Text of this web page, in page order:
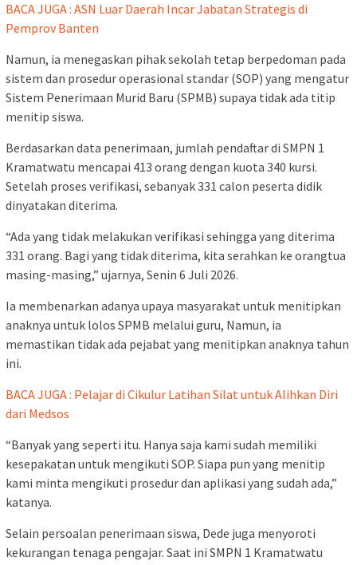
BACA JUGA : ASN Luar Daerah Incar Jabatan Strategis di
Pemprov Banten
Namun, ia menegaskan pihak sekolah tetap berpedoman pada
sistem dan prosedur operasional standar (SOP) yang mengatur
Sistem Penerimaan Murid Baru (SPMB) supaya tidak ada titip
menitip siswa.
Berdasarkan data penerimaan, jumlah pendaftar di SMPN 1
Kramatwatu mencapai 413 orang dengan kuota 340 kursi.
Setelah proses verifikasi, sebanyak 331 calon peserta didik
dinyatakan diterima.
“Ada yang tidak melakukan verifikasi sehingga yang diterima
331 orang. Bagi yang tidak diterima, kita serahkan ke orangtua
masing-masing,” ujarnya, Senin 6 Juli 2026.
Ia membenarkan adanya upaya masyarakat untuk menitipkan
anaknya untuk lolos SPMB melalui guru, Namun, ia
memastikan tidak ada pejabat yang menitipkan anaknya tahun
ini.
BACA JUGA : Pelajar di Cikulur Latihan Silat untuk Alihkan Diri
dari Medsos
“Banyak yang seperti itu. Hanya saja kami sudah memiliki
kesepakatan untuk mengikuti SOP. Siapa pun yang menitip
kami minta mengikuti prosedur dan aplikasi yang sudah ada,”
katanya.
Selain persoalan penerimaan siswa, Dede juga menyoroti
kekurangan tenaga pengajar. Saat ini SMPN 1 Kramatwatu